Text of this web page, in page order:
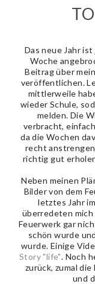
Das neue Jahr
Woche
Beitrag über
veröffentlichen.
mittlerweile
wieder Schule,
melden. Die
verbracht,
da die Wochen
recht
richtig gut
Neben meinen
Bilder von dem
letztes Jahr
überredeten mich
Feuerwerk gar
schön wurde
wurde. Einige
Story "life". Noch
zurück, zumal
und